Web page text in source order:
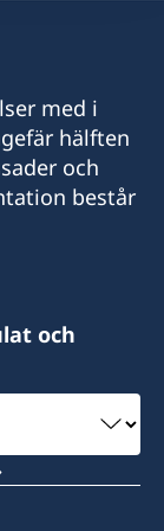
med i
hälften
och
består
och